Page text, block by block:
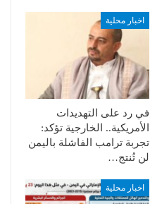
اخبار محلية
في رد على التهديدات
الأمريكية.. الخارجية تؤكد:
تجربة ترامب الفاشلة باليمن
لن تُنتج…
اخبار محلية